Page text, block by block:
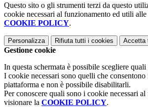
Questo sito o gli strumenti terzi da questo
cookie necessari al funzionamento ed utili
COOKIE POLICY.
Personalizza Rifiuta tutti i cookies Accetta
Gestione cookie
In questa schermata è possibile scegliere
I cookie necessari sono quelli che
piattaforma e non è possibile disabilitarli.
Per conoscere quali sono i cookie necessari
visionare la COOKIE POLICY.